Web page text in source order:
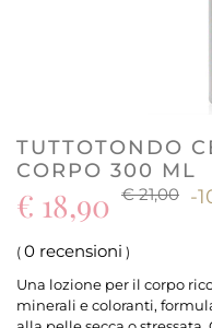
TUTTOTONDO
CORPO 300 ML
€ 21,00 -
€ 18,90
( 0 recensioni )
Una lozione per il corpo
minerali e coloranti,